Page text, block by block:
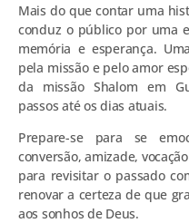
Mais do que contar uma
conduz o público por uma
memória e esperança.
pela missão e pelo amor
da missão Shalom em
passos até os dias atuais.
Prepare-se para se
conversão, amizade,
para revisitar o passado
renovar a certeza de que
aos sonhos de Deus.